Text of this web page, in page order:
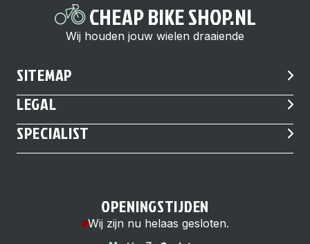
CHEAP BIKE SHOP.NL
Wij houden jouw wielen draaiende
SITEMAP
LEGAL
SPECIALIST
OPENINGSTIJDEN
Wij zijn nu helaas gesloten.